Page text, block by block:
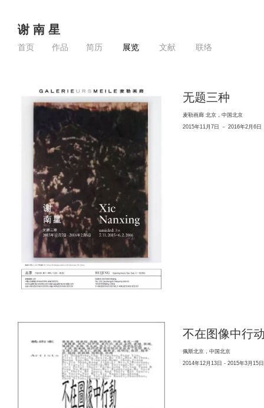
谢 南 星
首页 作品 简历 展览 文献 联络
无题三种
麦勒画廊 北京，中国北京
2015年11月7日 － 2016年2月6日
不在图像中行
佩斯北京，中国北京
2014年12月13日 - 2015年3月15日